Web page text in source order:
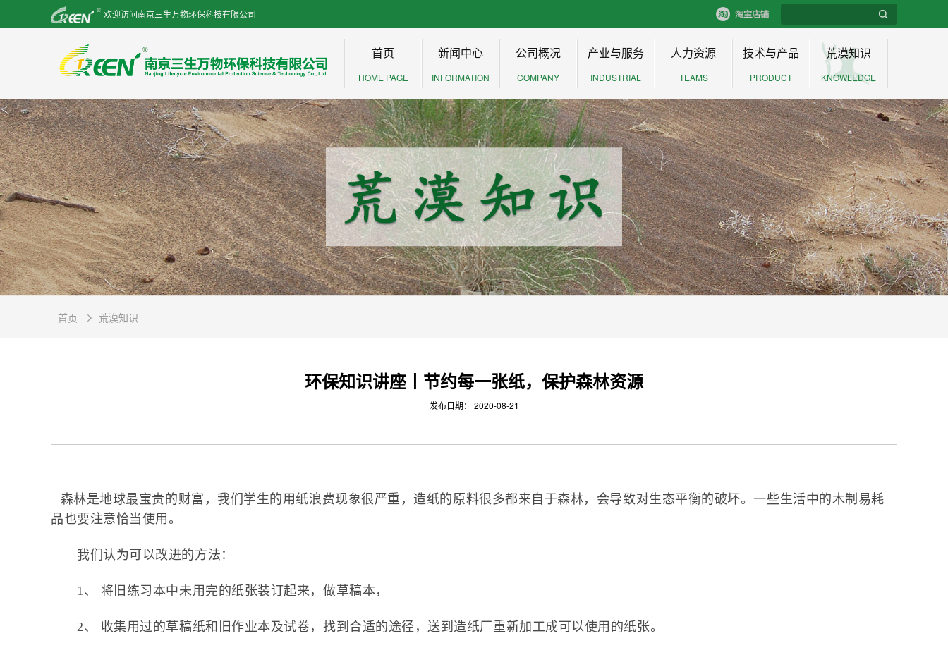
欢迎访问南京三生万物环保科技有限公司
首页
HOME PAGE
新闻中心
INFORMATION
公司概况
COMPANY
产业与服务
INDUSTRIAL
人力资源
TEAMS
技术与产品
PRODUCT
荒漠知识
KNOWLEDGE
首页 荒漠知识
环保知识讲座丨节约每一张纸，保护森林资源
发布日期： 2020-08-21
森林是地球最宝贵的财富，我们学生的用纸浪费现象很严重，造纸的原料很多都来自于森林，会导致对生态平衡的破坏。一些生活中的木制易耗
品也要注意恰当使用。
我们认为可以改进的方法：
1、 将旧练习本中未用完的纸张装订起来，做草稿本，
2、 收集用过的草稿纸和旧作业本及试卷，找到合适的途径，送到造纸厂重新加工成可以使用的纸张。